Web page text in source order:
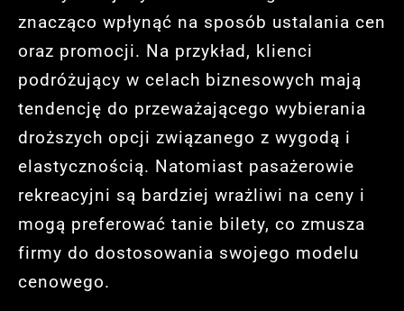
znacząco wpłynąć na sposób ustalania cen
oraz promocji. Na przykład, klienci
podróżujący w celach biznesowych mają
tendencję do przeważającego wybierania
droższych opcji związanego z wygodą i
elastycznością. Natomiast pasażerowie
rekreacyjni są bardziej wrażliwi na ceny i
mogą preferować tanie bilety, co zmusza
firmy do dostosowania swojego modelu
cenowego.